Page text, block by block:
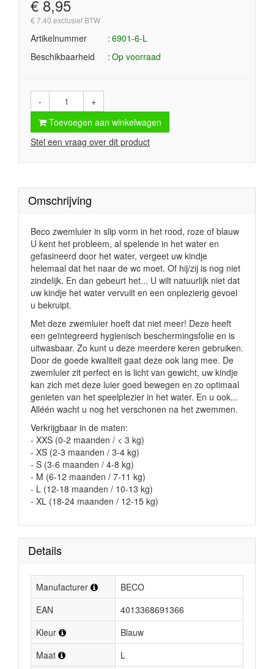
€ 8,95
€ 7,40 exclusief BTW
Artikelnummer
6901-6-L
Beschikbaarheid
Op voorraad
-
+
Toevoegen aan winkelwagen
Stel een vraag over dit product
Omschrijving
Beco zwemluier in slip vorm in het rood, roze of blauw
U kent het probleem, al spelende in het water en
gefasineerd door het water, vergeet uw kindje
helemaal dat het naar de wc moet. Of hij/zij is nog niet
zindelijk. En dan gebeurt het... U wilt natuurlijk niet dat
uw kindje het water vervuilt en een onplezierig gevoel
u bekruipt.
Met deze zwemluier hoeft dat niet meer! Deze heeft
een geïntegreerd hygienisch beschermingsfolie en is
uitwasbaar. Zo kunt u deze meerdere keren gebruiken.
Door de goede kwaliteit gaat deze ook lang mee. De
zwemluier zit perfect en is licht van gewicht, uw kindje
kan zich met deze luier goed bewegen en zo optimaal
genieten van het speelplezier in het water. En u ook...
Alléén wacht u nog het verschonen na het zwemmen.
Verkrijgbaar in de maten:
- XXS (0-2 maanden / < 3 kg)
- XS (2-3 maanden / 3-4 kg)
- S (3-6 maanden / 4-8 kg)
- M (6-12 maanden / 7-11 kg)
- L (12-18 maanden / 10-13 kg)
- XL (18-24 maanden / 12-15 kg)
Details
Manufacturer
BECO
EAN
4013368691366
Kleur
Blauw
Maat
L